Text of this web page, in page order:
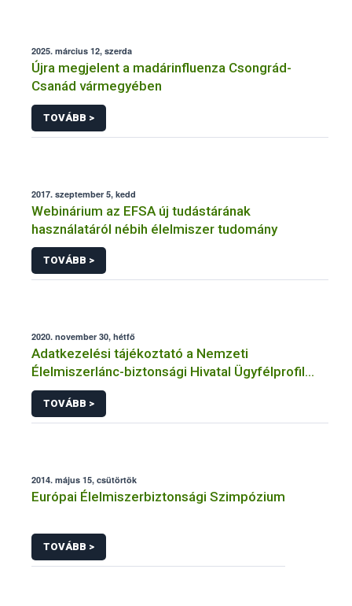
2025. március 12, szerda
Újra megjelent a madárinfluenza Csongrád-
Csanád vármegyében
TOVÁBB >
2017. szeptember 5, kedd
Webinárium az EFSA új tudástárának
használatáról nébih élelmiszer tudomány
TOVÁBB >
2020. november 30, hétfő
Adatkezelési tájékoztató a Nemzeti
Élelmiszerlánc-biztonsági Hivatal Ügyfélprofil
Rendszerben állatgyógyászati termékek
témakörben közhatalmi eljárásaihoz kapcsolódó
adatkezeléséhez
TOVÁBB >
2014. május 15, csütörtök
Európai Élelmiszerbiztonsági Szimpózium
TOVÁBB >